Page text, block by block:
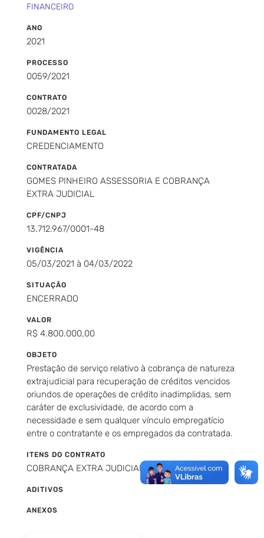
FINANCEIRO
ANO
2021
PROCESSO
0059/2021
CONTRATO
0028/2021
FUNDAMENTO LEGAL
CREDENCIAMENTO
CONTRATADA
GOMES PINHEIRO ASSESSORIA E COBRANÇA
EXTRA JUDICIAL
CPF/CNPJ
13.712.967/0001-48
VIGÊNCIA
05/03/2021 à 04/03/2022
SITUAÇÃO
ENCERRADO
VALOR
R$ 4.800.000,00
OBJETO
Prestação de serviço relativo à cobrança de natureza
extrajudicial para recuperação de créditos vencidos
oriundos de operações de crédito inadimplidas, sem
caráter de exclusividade, de acordo com a
necessidade e sem qualquer vínculo empregatício
entre o contratante e os empregados da contratada.
ITENS DO CONTRATO
COBRANÇA EXTRA JUDICIAL
ADITIVOS
ANEXOS